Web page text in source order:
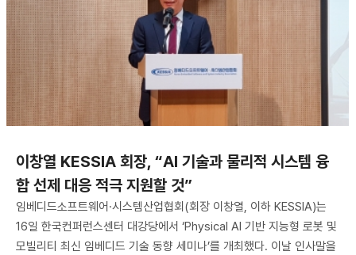
이창열 KESSIA 회장, “AI 기술과 물리적 시스템 융
합 선제 대응 적극 지원할 것”
임베디드소프트웨어·시스템산업협회(회장 이창열, 이하 KESSIA)는
16일 한국컨퍼런스센터 대강당에서 ‘Physical AI 기반 지능형 로봇 및
모빌리티 최신 임베디드 기술 동향 세미나’를 개최했다. 이날 인사말을